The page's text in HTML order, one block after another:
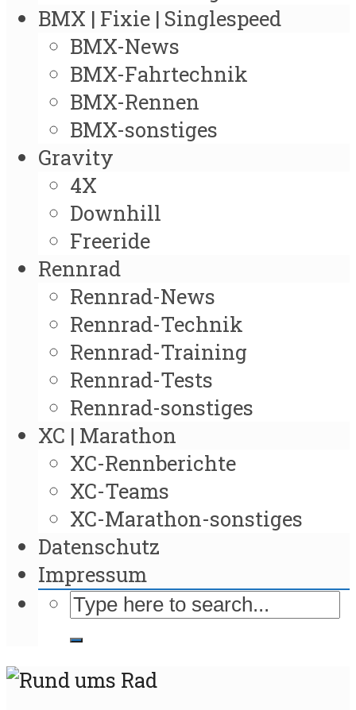
BMX | Fixie | Singlespeed
BMX-News
BMX-Fahrtechnik
BMX-Rennen
BMX-sonstiges
Gravity
4X
Downhill
Freeride
Rennrad
Rennrad-News
Rennrad-Technik
Rennrad-Training
Rennrad-Tests
Rennrad-sonstiges
XC | Marathon
XC-Rennberichte
XC-Teams
XC-Marathon-sonstiges
Datenschutz
Impressum